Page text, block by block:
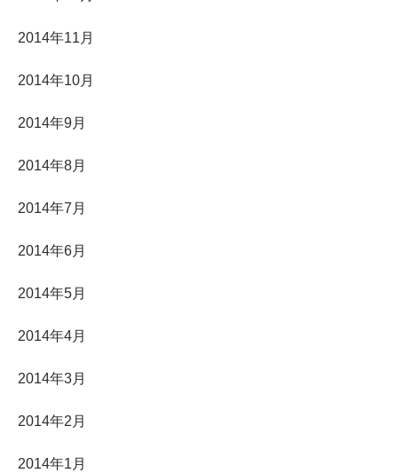
2014年11月
2014年10月
2014年9月
2014年8月
2014年7月
2014年6月
2014年5月
2014年4月
2014年3月
2014年2月
2014年1月